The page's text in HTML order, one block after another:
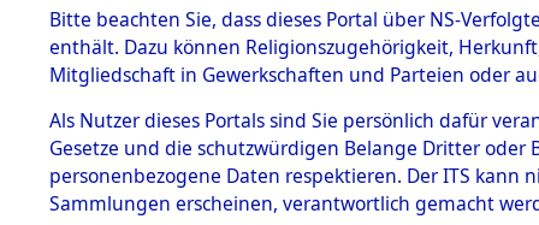
BESTÄNDE
1.
mente
5. Verschiedenes
5.3
Todesmärsche
Haag/
0001
Bitte beachten Sie, dass dieses Portal über NS-
enthält. Dazu können Religionszugehörigkeit,
Mitgliedschaft in Gewerkschaften und Parteien oder
Als Nutzer dieses Portals sind Sie persönlich dafür
Gesetze und die schutzwürdigen Belange Dritter
personenbezogene Daten respektieren. Der ITS
Sammlungen erscheinen, verantwortlich gemacht